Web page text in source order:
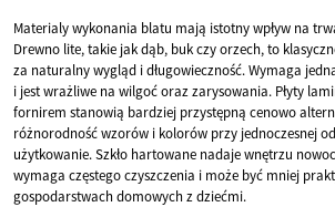
Materialy wykonania blatu mają istotny wpływ na
Drewno lite, takie jak dąb, buk czy orzech, to
za naturalny wygląd i długowieczność. Wymaga
i jest wrażliwe na wilgoć oraz zarysowania. Płyty
fornirem stanowią bardziej przystępną cenowo
różnorodność wzorów i kolorów przy jednoczesnej
użytkowanie. Szkło hartowane nadaje wnętrzu
wymaga częstego czyszczenia i może być mniej
gospodarstwach domowych z dziećmi.